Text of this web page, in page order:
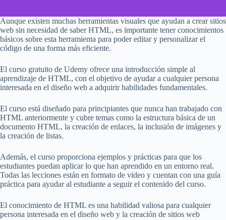
Aunque existen muchas herramientas visuales que ayudan a crear sitios
web sin necesidad de saber HTML, es importante tener conocimientos
básicos sobre esta herramienta para poder editar y personalizar el
código de una forma más eficiente.
El curso gratuito de Udemy ofrece una introducción simple al
aprendizaje de HTML, con el objetivo de ayudar a cualquier persona
interesada en el diseño web a adquirir habilidades fundamentales.
El curso está diseñado para principiantes que nunca han trabajado con
HTML anteriormente y cubre temas como la estructura básica de un
documento HTML, la creación de enlaces, la inclusión de imágenes y
la creación de listas.
Además, el curso proporciona ejemplos y prácticas para que los
estudiantes puedan aplicar lo que han aprendido en un entorno real.
Todas las lecciones están en formato de video y cuentan con una guía
práctica para ayudar al estudiante a seguir el contenido del curso.
El conocimiento de HTML es una habilidad valiosa para cualquier
persona interesada en el diseño web y la creación de sitios web